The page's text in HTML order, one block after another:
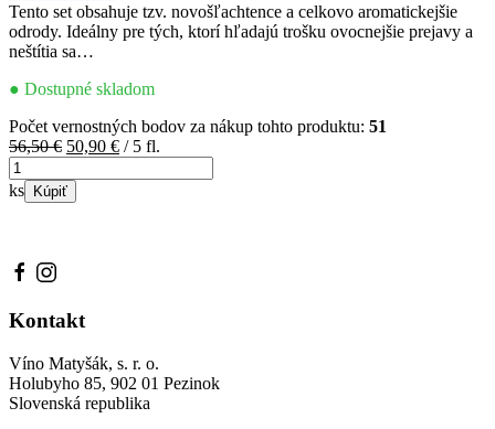
Tento set obsahuje tzv. novošľachtence a celkovo aromatickejšie
odrody. Ideálny pre tých, ktorí hľadajú trošku ovocnejšie prejavy a
neštítia sa…
● Dostupné skladom
Počet vernostných bodov za nákup tohto produktu: 51
56,50€ Pôvodná
bola:
56,50 €.
50,90 €Aktuálna
je:
/ 5 fl.
množstvo
Svieži
závan
ks Kúpiť
Kontakt
Víno Matyšák, s. r. o.
Holubyho 85, 902 01 Pezinok
Slovenská republika